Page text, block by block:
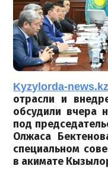
Kyzylorda-news.kz
отрасли и
обсудили вчера
под
Олжаса
специальном
в акимате